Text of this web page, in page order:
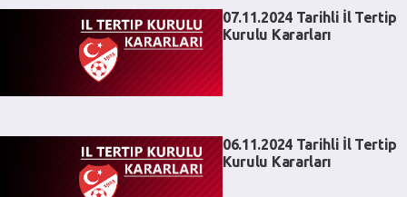
07.11.2024 Tarihli İl Tertip
Kurulu Kararları
06.11.2024 Tarihli İl Tertip
Kurulu Kararları